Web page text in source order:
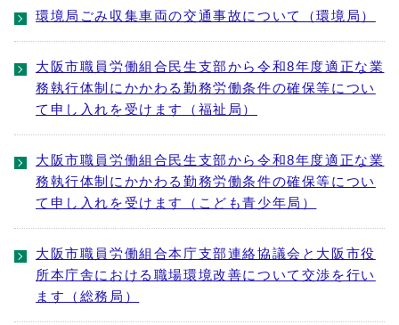
環境局ごみ収集車両の交通事故について（環境局）
大阪市職員労働組合民生支部から令和8年度適正な業
務執行体制にかかわる勤務労働条件の確保等につい
て申し入れを受けます（福祉局）
大阪市職員労働組合民生支部から令和8年度適正な業
務執行体制にかかわる勤務労働条件の確保等につい
て申し入れを受けます（こども青少年局）
大阪市職員労働組合本庁支部連絡協議会と大阪市役
所本庁舎における職場環境改善について交渉を行い
ます（総務局）